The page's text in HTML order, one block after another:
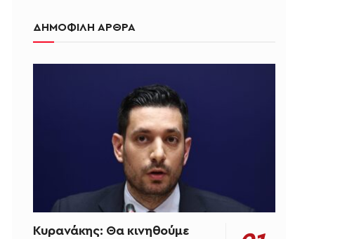
ΔΗΜΟΦΙΛΗ ΑΡΘΡΑ
Κυρανάκης: Θα κινηθούμε